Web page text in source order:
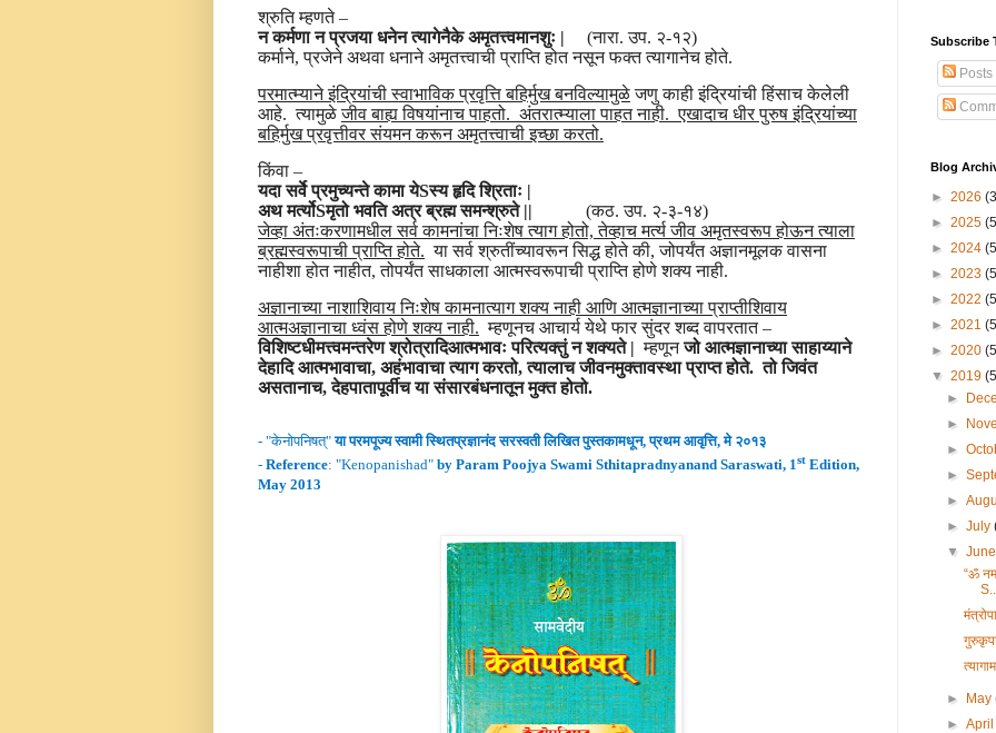
श्रुति म्हणते –
न कर्मणा न प्रजया धनेन त्यागेनैके अमृतत्त्वमानशुः |
(नारा. उप. २-१२)
कर्माने, प्रजेने अथवा धनाने अमृतत्त्वाची प्राप्ति होत नसून फक्त त्यागानेच होते.
परमात्म्याने इंद्रियांची स्वाभाविक प्रवृत्ति बहिर्मुख बनविल्यामुळेजणु काही इंद्रियांची हिंसाच केलेली
आहे. त्यामुळेजीव बाह्य विषयांनाच पाहतो. अंतरात्म्याला पाहत नाही. एखादाच धीर पुरुष इंद्रियांच्या
बहिर्मुख प्रवृत्तीवर संयमन करून अमृतत्त्वाची इच्छा करतो.
किंवा –
यदा सर्वे प्रमुच्यन्ते कामा येSस्य हृदि श्रिताः |
अथ मर्त्योSमृतो भवति अत्र ब्रह्म समन्श्रुते ||
(कठ. उप. २-३-१४)
जेव्हा अंतःकरणामधील सर्व कामनांचा निःशेष त्याग होतो, तेव्हाच मर्त्य जीव अमृतस्वरूप होऊन त्याला
ब्रह्मस्वरूपाची प्राप्ति होते. या सर्व श्रुतींच्यावरून सिद्ध होते की, जोपर्यंत अज्ञानमूलक वासना
नाहीशा होत नाहीत, तोपर्यंत साधकाला आत्मस्वरूपाची प्राप्ति होणे शक्य नाही.
अज्ञानाच्या नाशाशिवाय निःशेष कामनात्याग शक्य नाही आणि आत्मज्ञानाच्या प्राप्तीशिवाय
आत्मअज्ञानाचा ध्वंस होणे शक्य नाही. म्हणूनच आचार्य येथे फार सुंदर शब्द वापरतात –
विशिष्टधीमत्त्वमन्तरेण श्रोत्रादिआत्मभावः परित्यक्तुं न शक्यते | म्हणूनजो आत्मज्ञानाच्या साहाय्याने
देहादि आत्मभावाचा, अहंभावाचा त्याग करतो, त्यालाच जीवनमुक्तावस्था प्राप्त होते. तो जिवंत
असतानाच, देहपातापूर्वीच या संसारबंधनातून मुक्त होतो.
- "केनोपनिषत्"या परमपूज्य स्वामीस्थितप्रज्ञानंदसरस्वती लिखित पुस्तकामधून,प्रथमआवृत्ति, मे २०१३
- Reference: "Kenopanishad" by Param Poojya Swami Sthitapradnyanand Saraswati, 1st Edition,
May 2013
Subscribe
Posts
Blog
► 2026
► 2025
► 2024
► 2023
► 2022
► 2021
► 2020
▼ 2019
►
►
►
►
►
►July
▼
“ॐ
► May
►